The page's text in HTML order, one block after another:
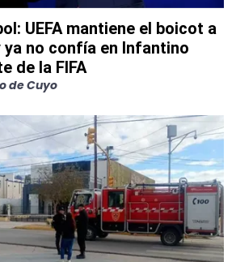
UEFA mantiene el boicot a
ya no confía en Infantino
de la FIFA
de Cuyo